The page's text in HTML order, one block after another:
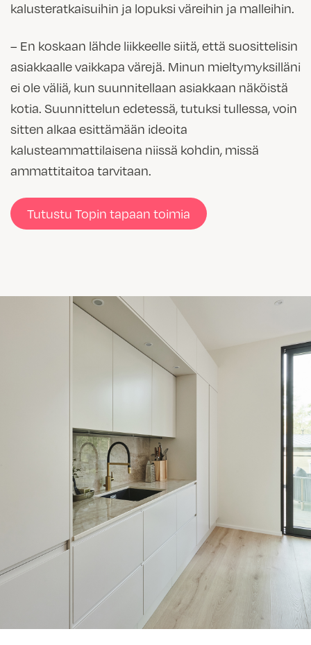
kalusteratkaisuihin ja lopuksi väreihin ja malleihin.
– En koskaan lähde liikkeelle siitä, että suosittelisin
asiakkaalle vaikkapa värejä. Minun mieltymyksilläni
ei ole väliä, kun suunnitellaan asiakkaan näköistä
kotia. Suunnittelun edetessä, tutuksi tullessa, voin
sitten alkaa esittämään ideoita
kalusteammattilaisena niissä kohdin, missä
ammattitaitoa tarvitaan.
Tutustu Topin tapaan toimia